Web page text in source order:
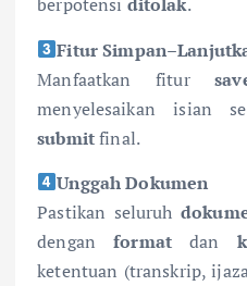
berpotensi ditolak.
Fitur
Manfaatkan fitur
menyelesaikan isian
submitfinal.
Unggah Dokumen
Pastikan seluruh
denganformatdan
ketentuan (transkrip,